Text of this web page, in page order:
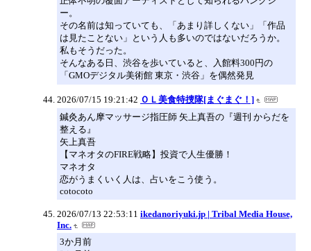
ー。
その名前は知っていても、「あまり詳しくない」「作品
は見たことない」という人も多いのではないだろうか。
私もそうだった。
そんなある日、渋谷を歩いていると、入館料300円の
「GMOデジタル美術館 東京・渋谷」を偶然発見
2026/07/15 19:21:42 ＯＬ美食特捜隊[まぐまぐ！]
鍼灸あん摩マッサージ指圧師 矢上真吾の『週刊 からだを
整える』
矢上真吾
【マネオタのFIRE戦略】投資で人生優勝！
マネオタ
恋がうまくいく人は、占いをこう使う。
cotocoto
2026/07/13 22:53:11 ikedanoriyuki.jp | Tribal Media House,
Inc.
3か月前